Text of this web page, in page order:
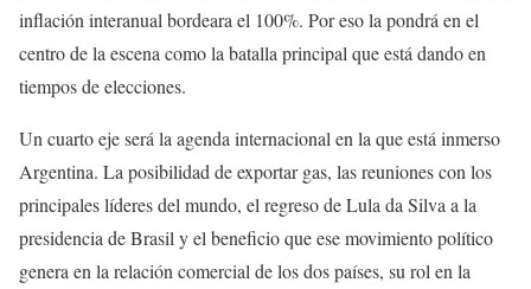
inflación interanual bordeara el 100%. Por eso la pondrá en el
centro de la escena como la batalla principal que está dando en
tiempos de elecciones.
Un cuarto eje será la agenda internacional en la que está inmerso
Argentina. La posibilidad de exportar gas, las reuniones con los
principales líderes del mundo, el regreso de Lula da Silva a la
presidencia de Brasil y el beneficio que ese movimiento político
genera en la relación comercial de los dos países, su rol en la